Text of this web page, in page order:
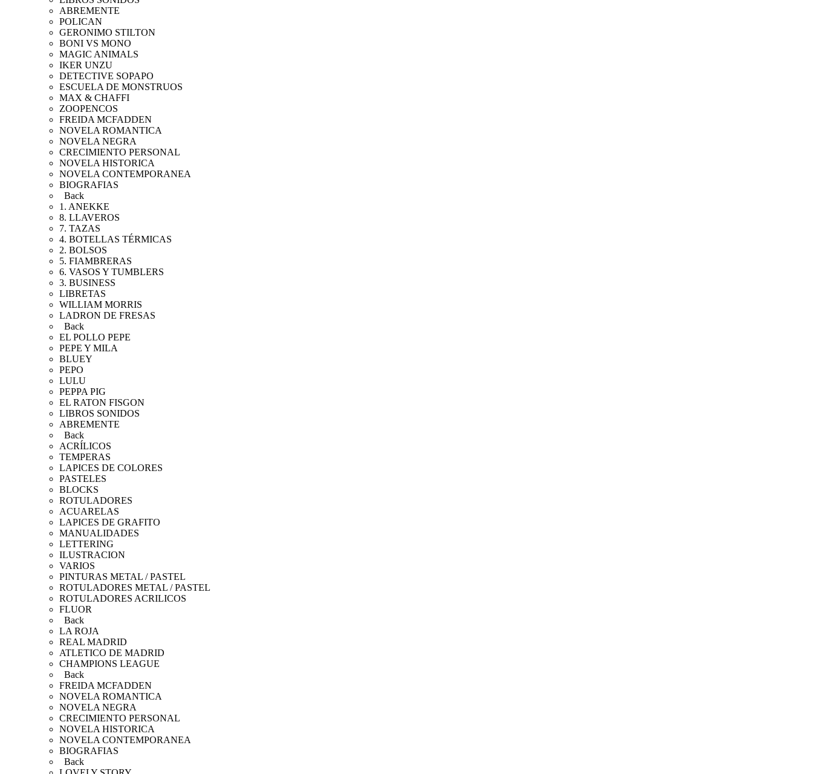
ABREMENTE
POLICAN
GERONIMO STILTON
BONI VS MONO
MAGIC ANIMALS
IKER UNZU
DETECTIVE SOPAPO
ESCUELA DE MONSTRUOS
MAX & CHAFFI
ZOOPENCOS
FREIDA MCFADDEN
NOVELA ROMANTICA
NOVELA NEGRA
CRECIMIENTO PERSONAL
NOVELA HISTORICA
NOVELA CONTEMPORANEA
BIOGRAFIAS
Back
1. ANEKKE
8. LLAVEROS
7. TAZAS
4. BOTELLAS TÉRMICAS
2. BOLSOS
5. FIAMBRERAS
6. VASOS Y TUMBLERS
3. BUSINESS
LIBRETAS
WILLIAM MORRIS
LADRON DE FRESAS
Back
EL POLLO PEPE
PEPE Y MILA
BLUEY
PEPO
LULU
PEPPA PIG
EL RATON FISGON
LIBROS SONIDOS
ABREMENTE
Back
ACRÍLICOS
TEMPERAS
LAPICES DE COLORES
PASTELES
BLOCKS
ROTULADORES
ACUARELAS
LAPICES DE GRAFITO
MANUALIDADES
LETTERING
ILUSTRACION
VARIOS
PINTURAS METAL / PASTEL
ROTULADORES METAL / PASTEL
ROTULADORES ACRILICOS
FLUOR
Back
LA ROJA
REAL MADRID
ATLETICO DE MADRID
CHAMPIONS LEAGUE
Back
FREIDA MCFADDEN
NOVELA ROMANTICA
NOVELA NEGRA
CRECIMIENTO PERSONAL
NOVELA HISTORICA
NOVELA CONTEMPORANEA
BIOGRAFIAS
Back